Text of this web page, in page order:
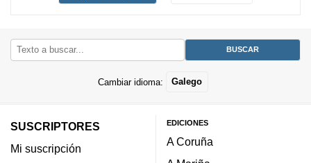
Cambiar idioma: Galego
SUSCRIPTORES
Mi suscripción
EDICIONES
A Coruña